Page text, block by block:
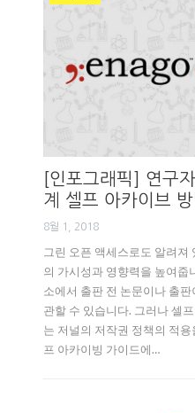
[인포그래픽] 연구
계 셀프 아카이브 방
8월 1, 2018
그린 오픈 액세스로도 알려져
의 가시성과 영향력을 높여줍
소에서 출판 전 논문이나 출
관할 수 있습니다. 그러나 셀
는 저널의 저작권 정책의 적
프 아카이빙 가이드에…